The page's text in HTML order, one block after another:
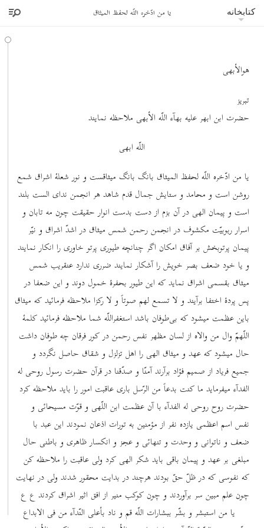
کتابخانه یا من ادّخره اللّه لحفظ المیثاق
هوالأبهی
تبریز
حضرت ابن ابهر علیه بهآء اللّه الأبهی ملاحظه نمایند
اللّه ابهی
یا من ادّخره اللّه لحفظ المیثاق بانگ بانگ میثاقست و نور شعلۀ اشراق شمع
روشن است و محامد و ستایش جمال قدم شاهد هر انجمن ندای الست بلند
است و پیمان الهی در آن بزم از دست بدست انوار حقیقت چون مه تابان و
اسرار ربوبیّت مکشوف در انجمن رحمن شمس میثاق در اشدّ اشراق و نیّر
پیمان پرتوبخش بر آفاق امکان اگر چنانچه طیوری پرتو خاوری را انکار نمایند
و یا خود ضعف بصر خویش را آشکار نمایند ضرری ندارد عنقریب شمس
میثاق بقسمی اشراق نماید که این طیور بحفرۀ خمول دوند و این ضعفا در
پس پردۀ اختفا برآیند و لا تسمع لهم صوتاً و لا رکزا ملاحظه فرمائید که میثاق
باین عظمت میشود که بی‌طوفان باشد استغفراللّه شما ملاحظه فرمائید کلمۀ
اللّهمّ وال من والاه از لسان مظهر نفس رحمن در کور فرقان چه طوفان داشت
حال میشود که عهد و میثاق الهی را اهل تزلزل و شقاق حاصل نگردد و
جمیع فریاد از صمیم فؤاد برآرند آمنّا و صدّقنا در قرآن حضرت رسول روحی له
الفدآء میفرماید ما کنت بدعاً من الرّسل باری عاقبت امور را باید ملاحظه کرد
حضرت روح روحی له الفدآء با آن عظمت ابن اللّهی و قوّت مسیحائی و
نفس اسم اعظمی یازده نفر از مؤمنین به تورات اذعان نمودند این عبد با
ضعف و ناتوانی و وحدت و تنهائی و عجز و انکسار ظاهری و باطنی حال
مبلغی بر عهد و پیمان باقی باید شکر الهی کرد ولی عاقبت را ملاحظه کن
که نفوسی که در ظلّ حقّ بودند هرچند در بدایت محقور شدند ولی در نهایت
چون علم مبین سر برآوردند و چون کوکب منیر از افق اثیر اشراق کردند ع ع
یا من استبشر و بشّر ببشارات اللّه قم و ناد بأعلی النّدآء من فی الابداع